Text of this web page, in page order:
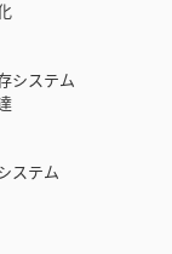
システム
ステム